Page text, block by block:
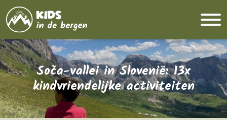
Soča-vallei in Slovenië: 13x
kindvriendelijke activiteiten